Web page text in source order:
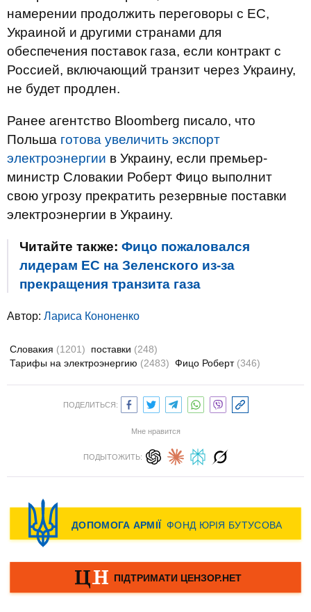
намерении продолжить переговоры с ЕС,
Украиной и другими странами для
обеспечения поставок газа, если контракт с
Россией, включающий транзит через Украину,
не будет продлен.
Ранее агентство Bloomberg писало, что
Польша готова увеличить экспорт
электроэнергии в Украину, если премьер-
министр Словакии Роберт Фицо выполнит
свою угрозу прекратить резервные поставки
электроэнергии в Украину.
Читайте также: Фицо пожаловался
лидерам ЕС на Зеленского из-за
прекращения транзита газа
Автор: Лариса Кононенко
Словакия (1201) поставки (248)
Тарифы на электроэнергию (2483) Фицо Роберт (346)
ПОДЕЛИТЬСЯ:
Мне нравится
ПОДЫТОЖИТЬ: